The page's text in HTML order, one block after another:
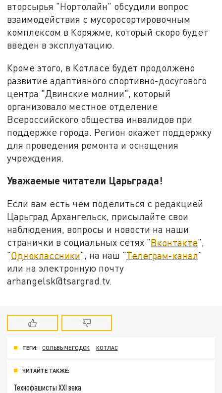
вторсырья "Нортолайн" обсудили вопрос
взаимодействия с мусоросортировочным
комплексом в Коряжме, который скоро будет
введен в эксплуатацию.
Кроме этого, в Котласе будет продолжено
развитие адаптивного спортивно-досугового
центра "Двинские молнии", который
организовало местное отделение
Всероссийского общества инвалидов при
поддержке города. Регион окажет поддержку
для проведения ремонта и оснащения
учреждения.
Уважаемые читатели Царьграда!
Если вам есть чем поделиться с редакцией
Царьград Архангельск, присылайте свои
наблюдения, вопросы и новости на наши
странички в социальных сетях "Вконтакте",
"Одноклассники", на наш "Телеграм-канал"
или на электронную почту
arhangelsk@tsargrad.tv.
ТЕГИ: СОЛЬВЫЧЕГОДСК КОТЛАС
ЧИТАЙТЕ ТАКЖЕ:
Технофашисты XXI века